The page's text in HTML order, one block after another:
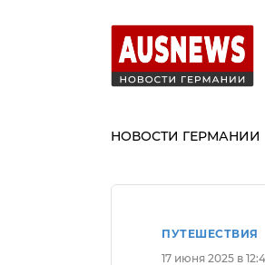
НОВОСТИ ГЕРМАНИИ
ПУТЕШЕСТВИЯ
17 июня 2025 в